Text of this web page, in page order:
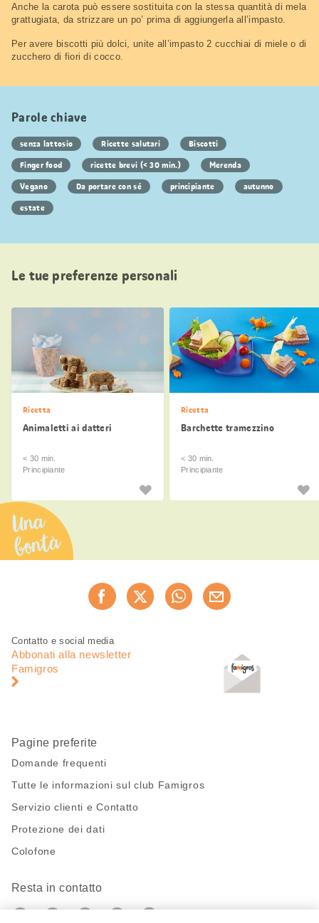
Anche la carota può essere sostituita con la stessa quantità di mela
grattugiata, da strizzare un po’ prima di aggiungerla all’impasto.
Per avere biscotti più dolci, unite all’impasto 2 cucchiai di miele o di
zucchero di fiori di cocco.
Parole chiave
senza lattosio Ricette salutari
Biscotti
Finger food
ricette brevi (< 30 min.)
Merenda
Vegano
Da portare con sé principiante
autunno
estate
Le tue preferenze personali
Ricetta
Animaletti ai datteri
< 30 min.
Principiante
Ricetta
Barchette tramezzino
< 30 min.
Principiante
Una
bontà
Consiglia ora
Piè
pagina
Navigazione
pagina
Contatto e social media
Abbonati alla newsletter
Famigros
Pagine preferite
Domande frequenti
Tutte le informazioni sul club Famigros
Servizio clienti e Contatto
Protezione dei dati
Colofone
Resta in contatto
https://twitter.com/migros?
https://www.youtube.com/user/
PinterestInstagram